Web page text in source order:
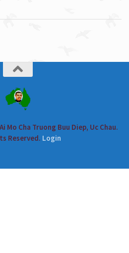
Mo Cha Truong Buu Diep, Uc Chau.
Reserved. Login